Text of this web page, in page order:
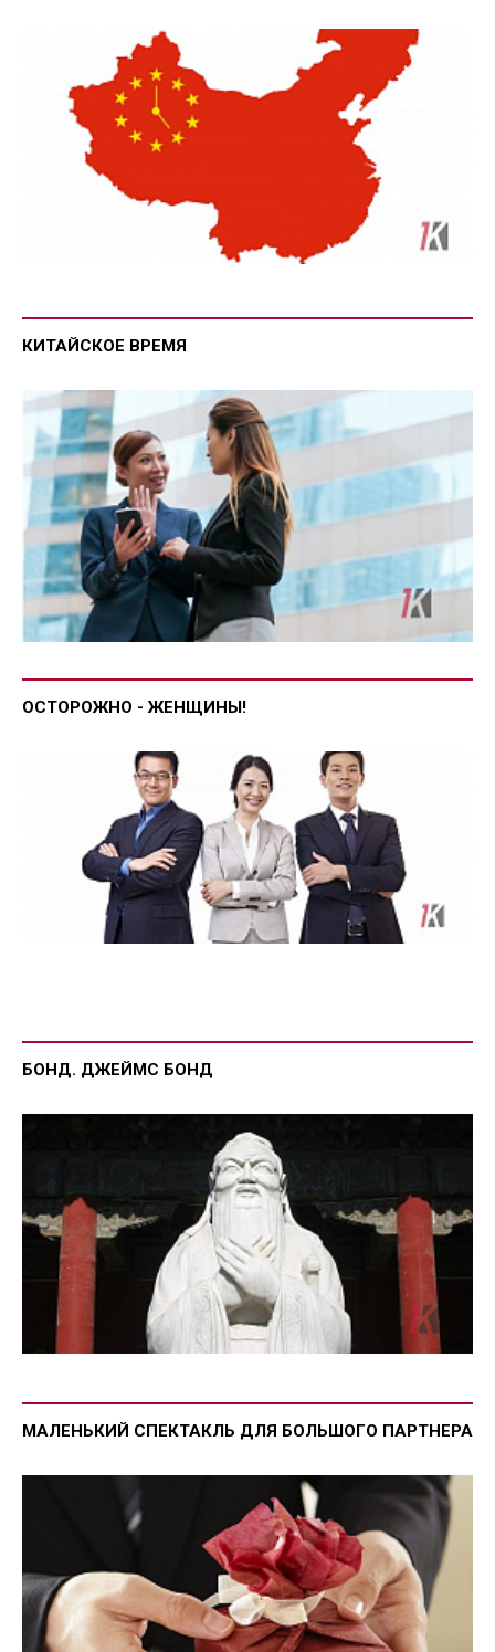
КИТАЙСКОЕ ВРЕМЯ
ОСТОРОЖНО - ЖЕНЩИНЫ!
БОНД. ДЖЕЙМС БОНД
МАЛЕНЬКИЙ СПЕКТАКЛЬ ДЛЯ БОЛЬШОГО ПАРТНЕРА